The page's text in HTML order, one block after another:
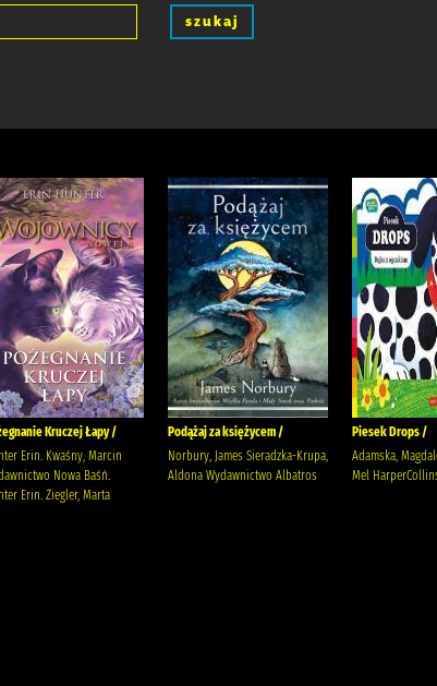
szukaj
Kruczej Łapy /
Erin. Kwaśny, Marcin
Nowa Baśń.
Erin. Ziegler, Marta
Podążaj za księżycem /
Norbury, James Sieradzka-Krupa,
Aldona Wydawnictwo Albatros
Piesek Drops /
Adamska,
Mel